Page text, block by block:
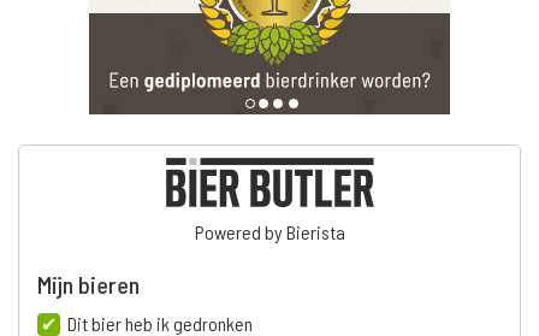
Powered by Bierista
Mijn bieren
Dit bier heb ik gedronken